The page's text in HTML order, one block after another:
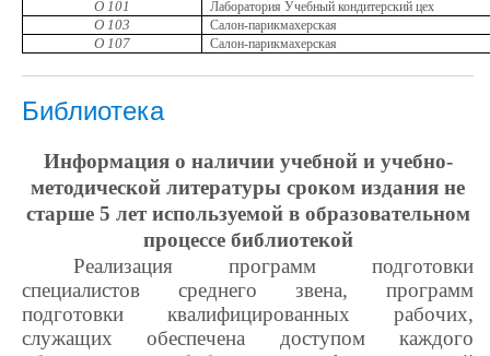
О 101
ЛабораторияУчебный кондитерский цех
О 103 Салон-парикмахерская
О 107 Салон-парикмахерская
Библиотека
Информация о наличии учебной и учебно-
методической литературы сроком издания не
старше 5 лет используемой в образовательном
процессе библиотекой
Реализация программ подготовки
специалистов среднего звена, программ
подготовки квалифицированных рабочих,
служащих обеспечена доступом каждого